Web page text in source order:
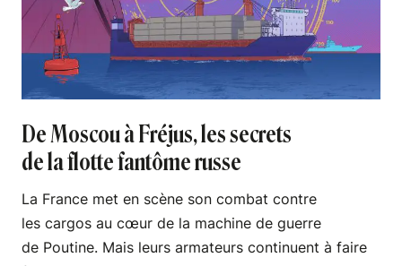
De Moscou à Fréjus, les secrets
de la flotte fantôme russe
La France met en scène son combat contre
les cargos au cœur de la machine de guerre
de Poutine. Mais leurs armateurs continuent à faire